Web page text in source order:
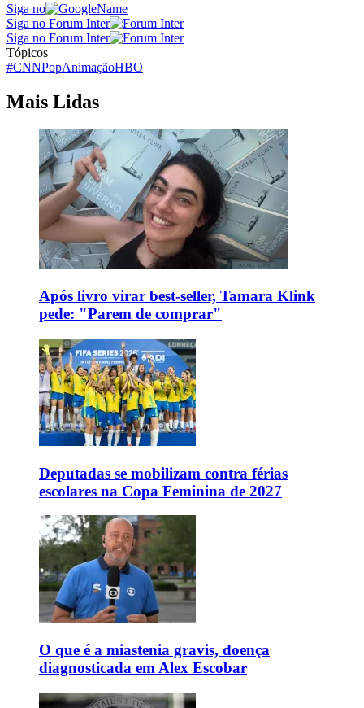
Siga no
Siga no Forum Inter
Siga no Forum Inter
Tópicos
#CNNPopAnimaçãoHBO
Mais Lidas
Após livro virar best-seller, Tamara Klink
pede: "Parem de comprar"
Deputadas se mobilizam contra férias
escolares na Copa Feminina de 2027
O que é a miastenia gravis, doença
diagnosticada em Alex Escobar